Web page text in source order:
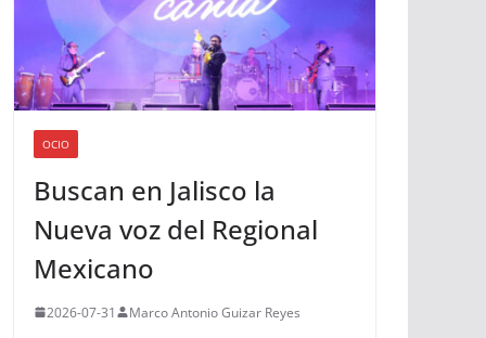
OCIO
Buscan en Jalisco la
Nueva voz del Regional
Mexicano
2026-07-31 Marco Antonio Guizar Reyes